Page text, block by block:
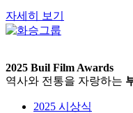
자세히 보기
2025 Buil Film Awards
역사와 전통을 자랑하는
2025 시상식